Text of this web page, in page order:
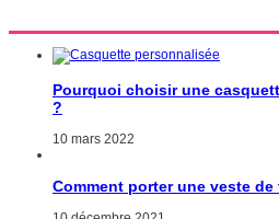
Pourquoi choisir une
?
10 mars 2022
Comment porter une veste de